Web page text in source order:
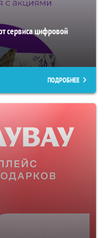
сервиса цифровой
ПОДРОБНЕЕ